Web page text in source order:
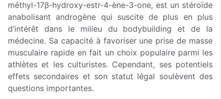
méthyl-17β-hydroxy-estr-4-ène-3-one, est un stéroïde
anabolisant androgène qui suscite de plus en plus
d’intérêt dans le milieu du bodybuilding et de la
médecine. Sa capacité à favoriser une prise de masse
musculaire rapide en fait un choix populaire parmi les
athlètes et les culturistes. Cependant, ses potentiels
effets secondaires et son statut légal soulèvent des
questions importantes.